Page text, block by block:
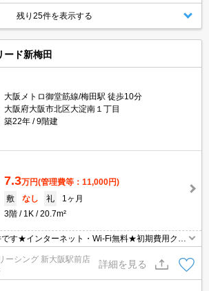
真撮影/動画撮影/WEB契約等来店不要でご契約
残り25件を表示する
ード新梅田
大阪メトロ御堂筋線/梅田駅 徒歩10分
大阪府大阪市北区大淀南１丁目
築22年
9階建
7.3万円(管理費等：11,000円)
敷
なし 礼
1ヶ月
3階
1K 20.7m²
す★インターネット・Wi-Fi無料★初期費用クレ
証人不要★人気の分譲型マンション★ネットに
は全てご紹介可能です！
ーシング 新大阪駅前店
詳細を見る